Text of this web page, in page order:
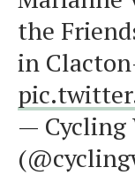
the
in
— Cycling